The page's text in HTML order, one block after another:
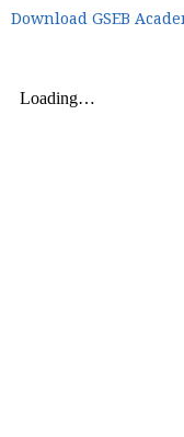
Download GSEB